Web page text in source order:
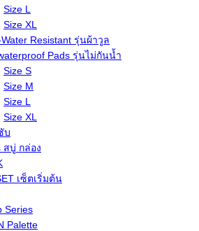
Size L
Size XL
Resistant รุ่นผ้าวูล
Pads รุ่นไม่กันน้ำ
Size S
Size M
Size L
Size XL
บ
สบู่ กล่อง
เซ็ตเริ่มต้น
Series
Palette